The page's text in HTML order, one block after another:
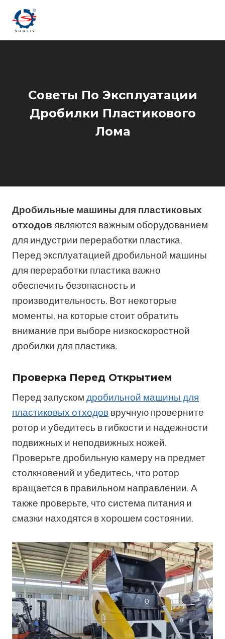
Перейти
Советы По Эксплуатации
Дробилки Пластикового
Лома
Дробильные машины для пластиковых
отходов являются важным оборудованием
для индустрии переработки пластика.
Перед эксплуатацией дробильной машины
для переработки пластика важно
обеспечить безопасность и
производительность. Вот некоторые
моменты, на которые стоит обратить
внимание при выборе низкоскоростной
дробилки для пластика.
Проверка Перед Открытием
Перед запуском дробильной машины для
пластиковых отходов вручную проверните
ротор и убедитесь в гибкости и надежности
подвижных и неподвижных ножей.
Проверьте дробильную камеру на предмет
столкновений и убедитесь, что ротор
вращается в правильном направлении. А
также проверьте, что система питания и
смазки находятся в хорошем состоянии.